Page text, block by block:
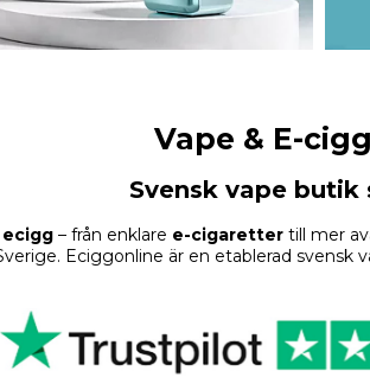
Vape & E-
Svensk vape butik
– från enklare e-cigaretter till mer
Eciggonline är en etablerad svensk